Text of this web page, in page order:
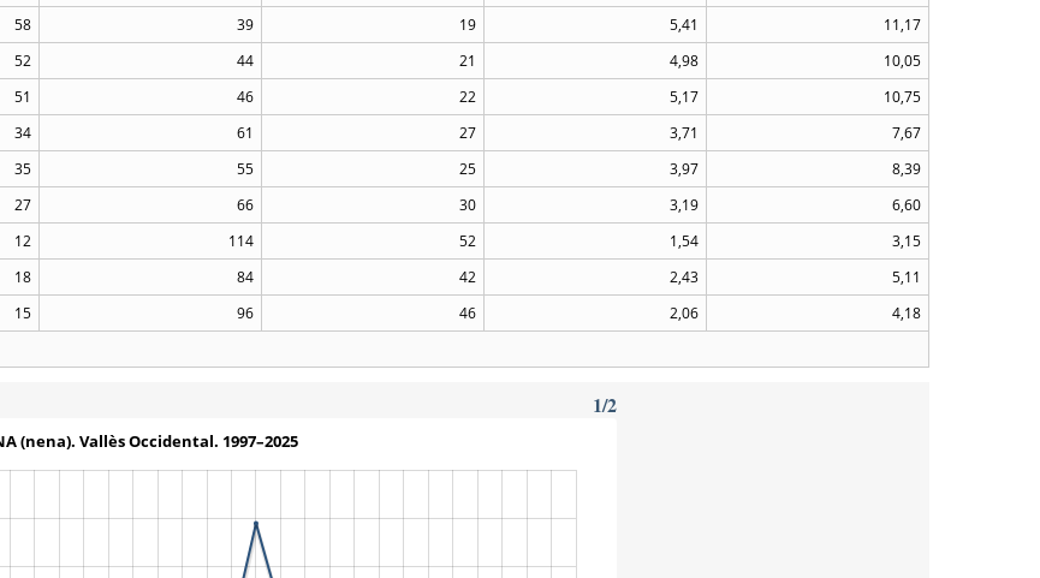
58 39 19 5,41
11,17
52 44 21 4,98
10,05
51 46 22 5,17
10,75
34 61 27 3,71
7,67
35 55 25 3,97
8,39
27 66 30 3,19
6,60
12 114 52 1,54
3,15
18 84 42 2,43
5,11
15 96 46 2,06
4,18